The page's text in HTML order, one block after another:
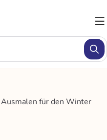
für den Winter